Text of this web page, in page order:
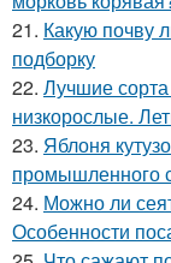
21. Какую почву
подборку
22. Лучшие
низкорослые.
23. Яблоня
промышленного
24. Можно ли
Особенности